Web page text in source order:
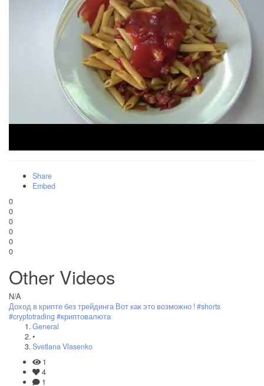
Share
Embed
0
0
0
0
0
0
Other Videos
N/A
Доход в крипте без трейдинга Вот как это возможно ! #shorts
#cryptotrading #криптовалюта
General
•
Svetlana Vlasenko
1
4
1